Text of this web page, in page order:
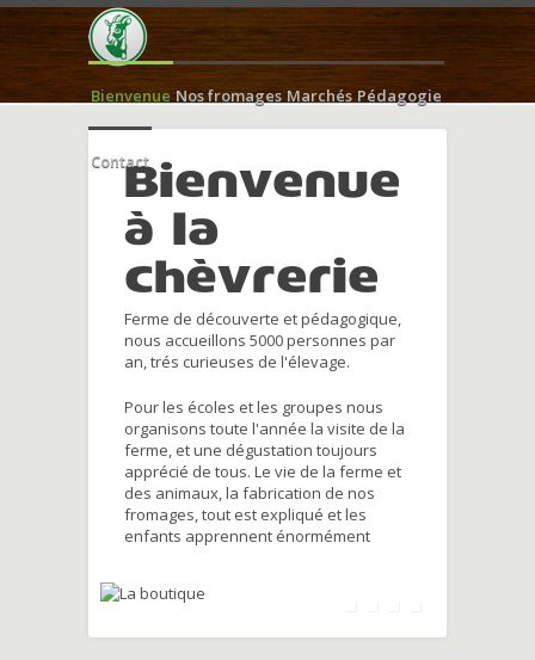
Bienvenue Nos fromages Marchés Pédagogie
ContactBienvenue
à la
chèvrerie
Ferme de découverte et pédagogique,
nous accueillons 5000 personnes par
an, trés curieuses de l'élevage.
Pour les écoles et les groupes nous
organisons toute l'année la visite de la
ferme, et une dégustation toujours
apprécié de tous. Le vie de la ferme et
des animaux, la fabrication de nos
fromages, tout est expliqué et les
enfants apprennent énormément